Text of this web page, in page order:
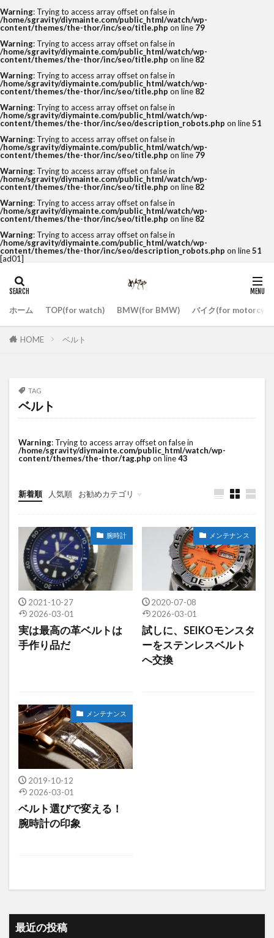
Warning: Trying to access array offset on false in
/home/sgravity/diymainte.com/public_html/watch/wp-
content/themes/the-thor/inc/seo/title.php on line 79
Warning: Trying to access array offset on false in
/home/sgravity/diymainte.com/public_html/watch/wp-
content/themes/the-thor/inc/seo/title.php on line 82
Warning: Trying to access array offset on false in
/home/sgravity/diymainte.com/public_html/watch/wp-
content/themes/the-thor/inc/seo/title.php on line 82
Warning: Trying to access array offset on false in
/home/sgravity/diymainte.com/public_html/watch/wp-
content/themes/the-thor/inc/seo/description_robots.php on line51
Warning: Trying to access array offset on false in
/home/sgravity/diymainte.com/public_html/watch/wp-
content/themes/the-thor/inc/seo/title.php on line 79
Warning: Trying to access array offset on false in
/home/sgravity/diymainte.com/public_html/watch/wp-
content/themes/the-thor/inc/seo/title.php on line 82
Warning: Trying to access array offset on false in
/home/sgravity/diymainte.com/public_html/watch/wp-
content/themes/the-thor/inc/seo/title.php on line 82
Warning: Trying to access array offset on false in
/home/sgravity/diymainte.com/public_html/watch/wp-
content/themes/the-thor/inc/seo/description_robots.php on line51
[ad01]
ホーム TOP(for watch) BMW(for BMW) バイク(for
HOME ベルト
TAG
ベルト
Warning: Trying to access array offset on false in
/home/sgravity/diymainte.com/public_html/watch/wp-
content/themes/the-thor/tag.php on line43
新着順 人気順 お勧めカテゴリ
その他
腕時計
2021-10-27
2026-03-01
実は最高の革ベルトは
手作り品だ
メンテナンス
2020-07-08
2026-03-01
試しに、SEIKOモンスタ
ーをステンレスベルト
へ交換
メンテナンス
2019-10-12
2026-03-01
ベルト選びで変える！
腕時計の印象
最近の投稿